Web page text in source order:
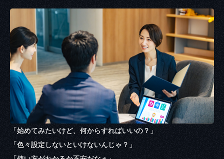
「始めてみたいけど、何からすればいいの？」
「色々設定しないといけないんじゃ？」